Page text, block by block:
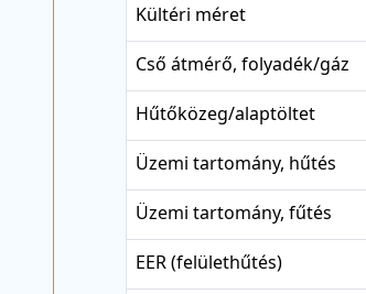
Kültéri méret
Cső átmérő, folyadék/gáz
Hűtőközeg/alaptöltet
Üzemi tartomány, hűtés
Üzemi tartomány, fűtés
EER (felülethűtés)